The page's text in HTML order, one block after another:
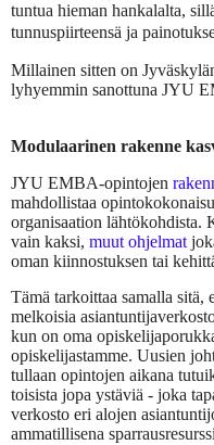
tuntua hieman hankalalta,
tunnuspiirteensä ja
Millainen sitten on
lyhyemmin sanottuna JYU
Modulaarinen rakenne
JYU EMBA-opintojen
mahdollistaa
organisaation lähtökohdista.
vain kaksi, muut ohjelmat
oman kiinnostuksen tai
Tämä tarkoittaa samalla sitä,
melkoisia
kun on oma
opiskelijastamme. Uusien
tullaan opintojen aikana
toisista jopa ystäviä - joka
verkosto eri alojen
ammatillisena